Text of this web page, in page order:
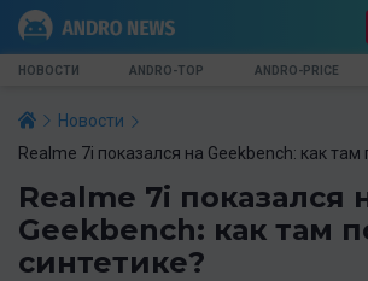
НОВОСТИ ANDRO-TOP ANDRO-PRICE
Новости
Realme 7i показался на Geekbench: как там
Realme 7i показался
Geekbench: как там
синтетике?